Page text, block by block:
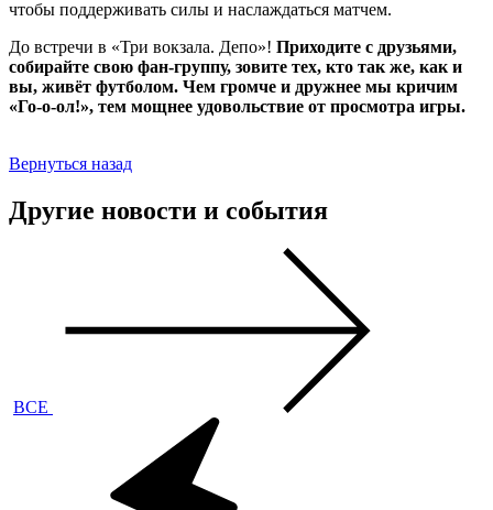
чтобы поддерживать силы и наслаждаться матчем.
До встречи в «Три вокзала. Депо»! Приходите с друзьями,
собирайте свою фан‑группу, зовите тех, кто так же, как и
вы, живёт футболом. Чем громче и дружнее мы кричим
«Го-о-ол!», тем мощнее удовольствие от просмотра игры.
Вернуться назад
Другие новости и события
ВСЕ